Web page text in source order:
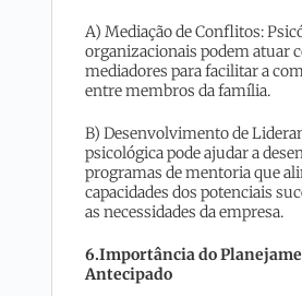
A) Mediação de Conflitos:
organizacionais podem atuar
mediadores para facilitar a
entre membros da família.
B) Desenvolvimento de
psicológica pode ajudar a
programas de mentoria que
capacidades dos potenciais
as necessidades da empresa.
6.Importância do
Antecipado